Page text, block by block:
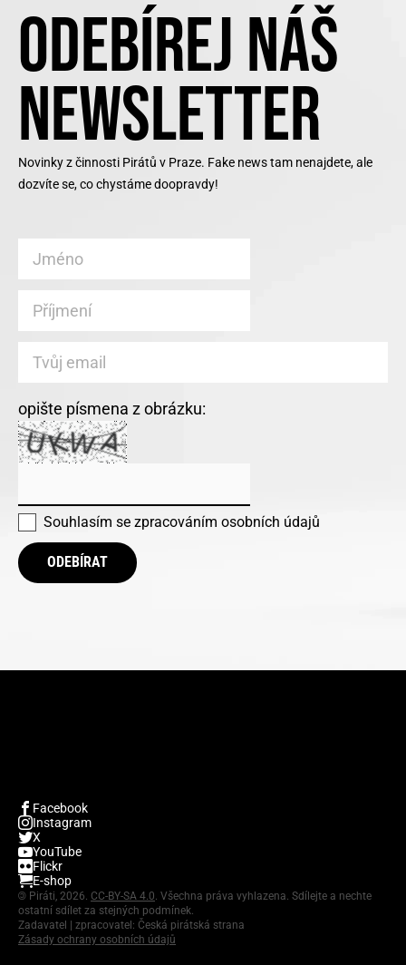
ODEBÍREJ NÁŠ
NEWSLETTER
Novinky z činnosti Pirátů v Praze. Fake news tam nenajdete, ale
dozvíte se, co chystáme doopravdy!
opište písmena z obrázku:
Souhlasím se zpracováním osobních údajů
ODEBÍRAT
Facebook
Instagram
X
YouTube
Flickr
E-shop
© Piráti, 2026. CC-BY-SA 4.0. Všechna práva vyhlazena. Sdílejte a nechte
ostatní sdílet za stejných podmínek.
Zadavatel | zpracovatel: Česká pirátská strana
Zásady ochrany osobních údajů